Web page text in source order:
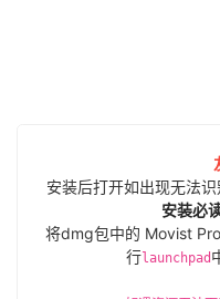
安装后打开如出现无法
安装必
将dmg包中的 Movist
行launchpad